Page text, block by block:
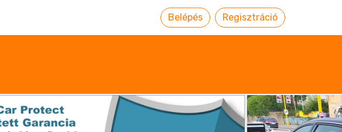
Belépés Regisztráció